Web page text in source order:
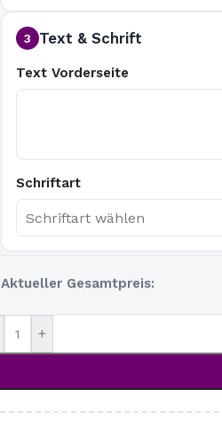
3 Text & Schrift
Text Vorderseite
Schriftart
Aktueller Gesamtpreis:
+